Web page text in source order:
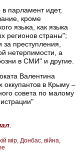
парламент идет,
кроме
языка, как языка
регионов страны";
за преступления,
нетерпимости, а
в СМИ" и другие.
Валентина
оккупантов в Крыму –
совета по малому
мір Донбас війна